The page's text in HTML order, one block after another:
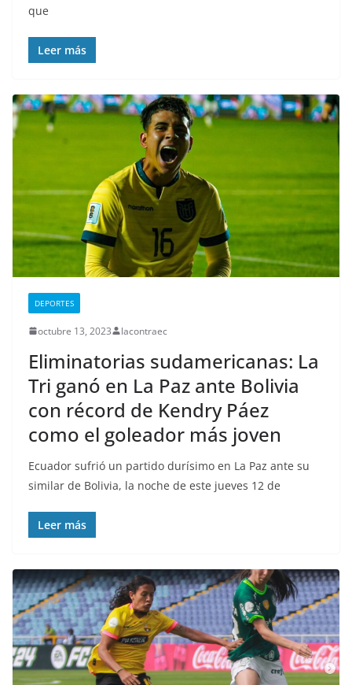
que
Leer más
DEPORTES
octubre 13, 2023 lacontraec
Eliminatorias sudamericanas: La
Tri ganó en La Paz ante Bolivia
con récord de Kendry Páez
como el goleador más joven
Ecuador sufrió un partido durísimo en La Paz ante su
similar de Bolivia, la noche de este jueves 12 de
Leer más